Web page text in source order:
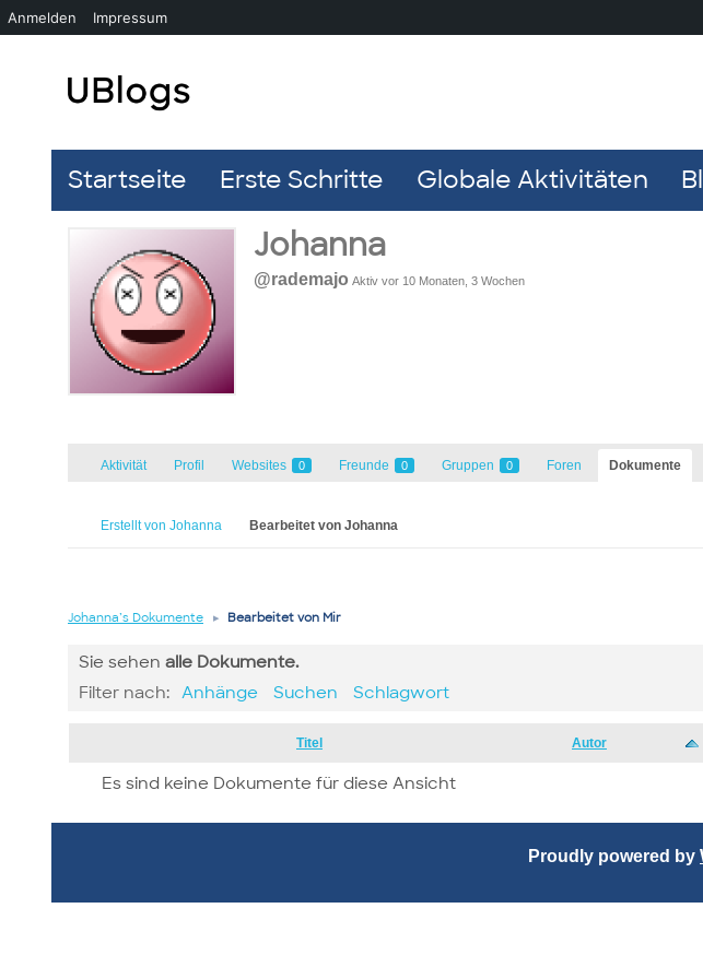
Startseite Erste Schritte Globale Aktivitäten
Johanna
@rademajo Aktiv vor 10 Monaten, 3 Wochen
Aktivität Profil Websites 0 Freunde 0 Gruppen 0 Foren Dokumente
Erstellt von Johanna Bearbeitet von Johanna
Johanna’s Dokumente ▸ Bearbeitet von Mir
Sie sehen alle Dokumente.
Filter nach: Anhänge Suchen Schlagwort
Titel Autor
Es sind keine Dokumente für diese Ansicht
Proudly powered by
Anmelden Impressum